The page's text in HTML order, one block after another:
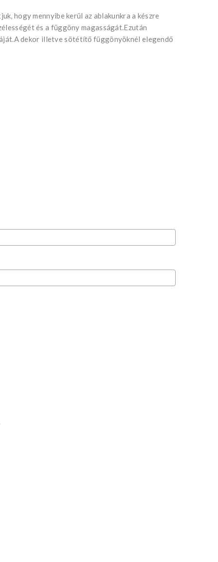
hogy mennyibe kerül az ablakunkra a készre
és a függöny magasságát.Ezután
dekor illetve sötétítő függönyöknél elegendő